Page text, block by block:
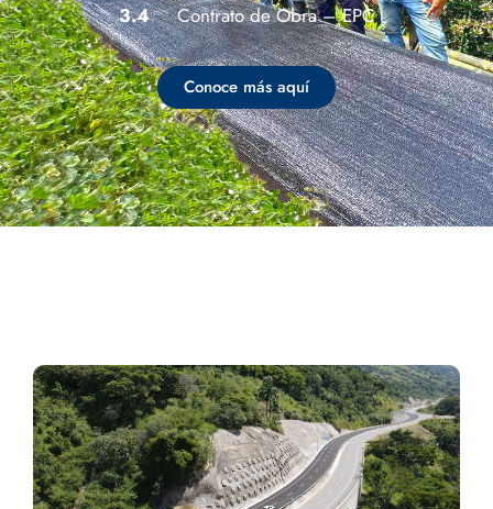
3.4Contrato de Obra – EPC
Conoce más aquí